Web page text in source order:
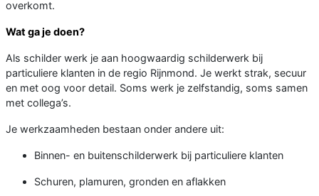
overkomt.
Wat ga je doen?
Als schilder werk je aan hoogwaardig schilderwerk bij
particuliere klanten in de regio Rijnmond. Je werkt strak, secuur
en met oog voor detail. Soms werk je zelfstandig, soms samen
met collega’s.
Je werkzaamheden bestaan onder andere uit:
Binnen- en buitenschilderwerk bij particuliere klanten
Schuren, plamuren, gronden en aflakken